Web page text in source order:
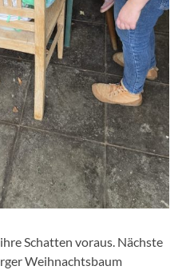
Schatten voraus. Nächste
Weihnachtsbaum